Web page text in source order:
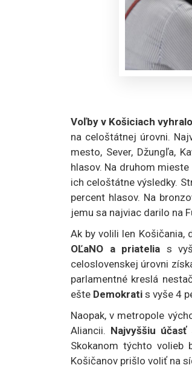
Voľby v Košiciach
na celoštátnej úrovni.
mesto, Sever, Džungľa,
hlasov. Na druhom
ich celoštátne výsledky.
percent hlasov. Na
jemu sa najviac darilo na
Ak by volili len Košičania,
OĽaNO a priatelia s
celoslovenskej úrovni
parlamentné kreslá
ešte Demokrati s vyše 4
Naopak, v metropole
Aliancii. Najvyššiu
Skokanom týchto volieb
Košičanov prišlo voliť na